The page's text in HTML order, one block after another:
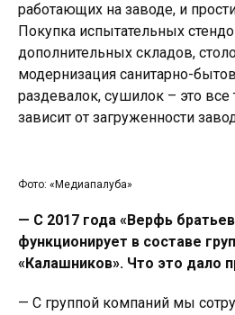
работающих на заводе, и
Покупка испытательных
дополнительных складов,
модернизация санитарно-
раздевалок, сушилок – это все
зависит от загруженности
Фото: «Медиапалуба»
— С 2017 года «Верфь
функционирует в составе
«Калашников». Что это дало
— С группой компаний мы